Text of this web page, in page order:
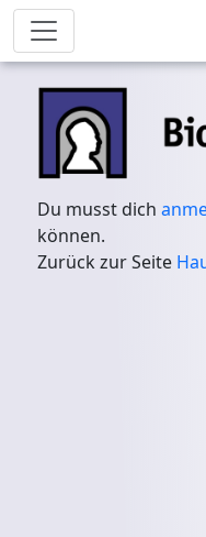
Du musst dich
können.
Zurück zur Seite